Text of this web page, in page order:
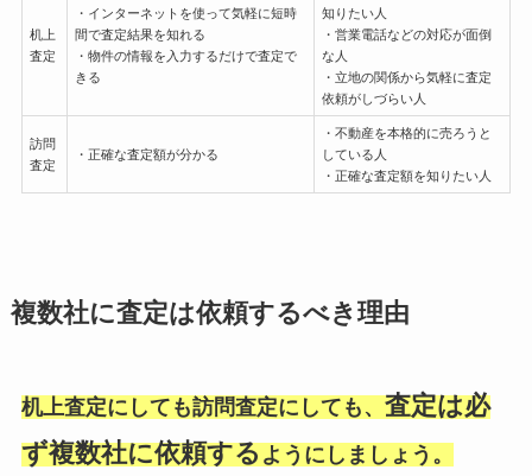
机上
査定
・インターネットを使って気軽に短時
間で査定結果を知れる
・物件の情報を入力するだけで査定で
きる
知りたい人
・営業電話などの対応が面倒
な人
・立地の関係から気軽に査定
依頼がしづらい人
訪問
査定
・正確な査定額が分かる
・不動産を本格的に売ろうと
している人
・正確な査定額を知りたい人
複数社に査定は依頼するべき理由
机上査定にしても訪問査定にしても、 査定は必
ず複数社に依頼するようにしましょう。